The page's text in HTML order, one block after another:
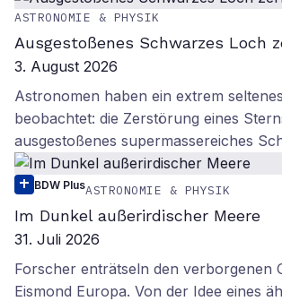
ASTRONOMIE & PHYSIK
Ausgestoßenes Schwarzes Loch
3. August 2026
Astronomen haben ein extrem
beobachtet: die Zerstörung eines
ausgestoßenes supermassereiches
BDW PlusASTRONOMIE & PHYSIK
Im Dunkel außerirdischer Meere
31. Juli 2026
Forscher enträtseln den verborgenen
Eismond Europa. Von der Idee eines